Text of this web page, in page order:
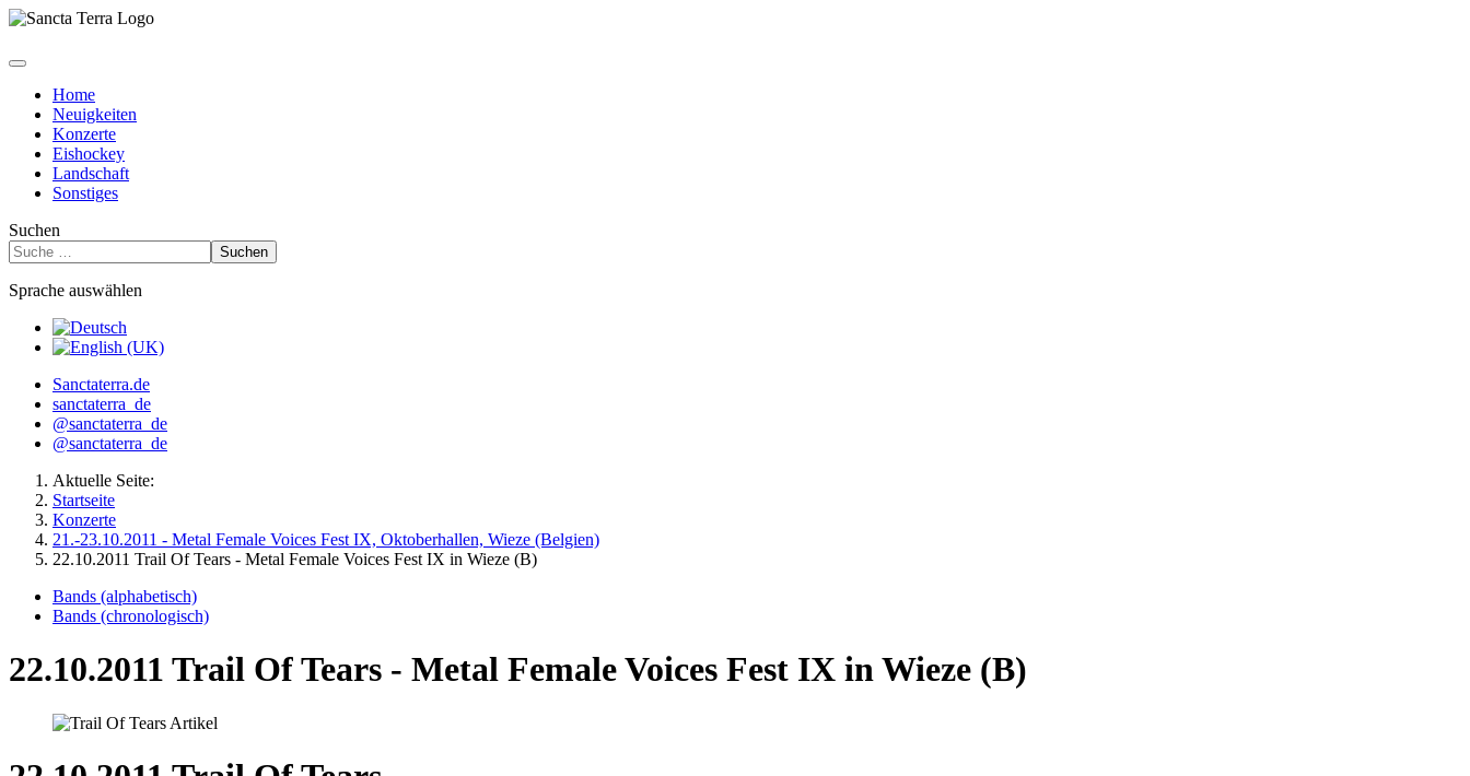
Home
Neuigkeiten
Konzerte
Eishockey
Landschaft
Sonstiges
Suchen
Suchen
Sprache auswählen
Sanctaterra.de
sanctaterra_de
@sanctaterra_de
@sanctaterra_de
Aktuelle Seite:
Startseite
Konzerte
21.-23.10.2011 - Metal Female Voices Fest IX, Oktoberhallen, Wieze (Belgien)
22.10.2011 Trail Of Tears - Metal Female Voices Fest IX in Wieze (B)
Bands (alphabetisch)
Bands (chronologisch)
22.10.2011 Trail Of Tears - Metal Female Voices Fest IX in Wieze (B)